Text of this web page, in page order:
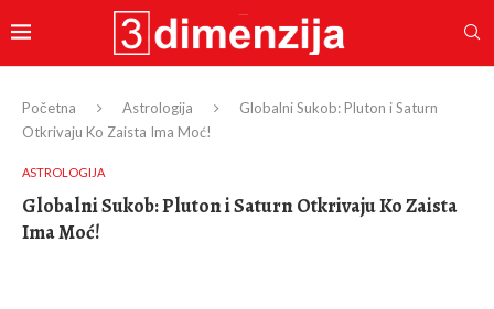
Početna Astrologija
Globalni Sukob: Pluton i Saturn
Otkrivaju Ko Zaista Ima Moć!
ASTROLOGIJA
Globalni Sukob: Pluton i Saturn Otkrivaju Ko Zaista
Ima Moć!